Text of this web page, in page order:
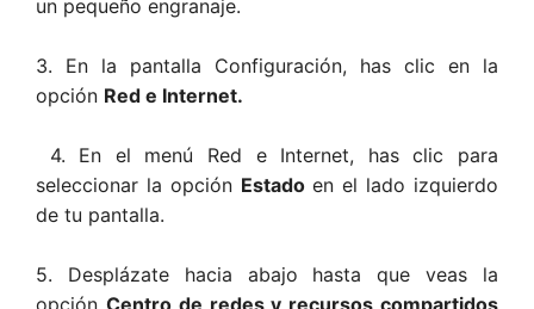
un pequeño engranaje.
3. En la pantalla Configuración, has clic en la
opción Red e Internet.
4. En el menú Red e Internet, has clic para
seleccionar la opción Estadoen el lado izquierdo
de tu pantalla.
5. Desplázate hacia abajo hasta que veas la